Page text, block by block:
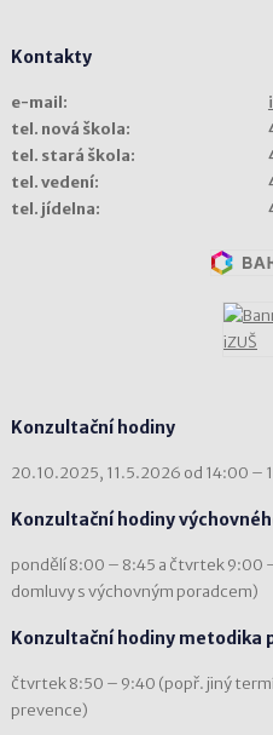
Kontakty
e-mail:
tel. nová škola:
tel. stará škola:
tel. vedení:
tel. jídelna:
Konzultační hodiny
20.10.2025, 11.5.2026 od 14:00 –
Konzultační hodiny
pondělí 8:00 – 8:45 a čtvrtek 9:00
domluvy s výchovným poradcem)
Konzultační hodiny metodika
čtvrtek 8:50 – 9:40 (popř. jiný
prevence)